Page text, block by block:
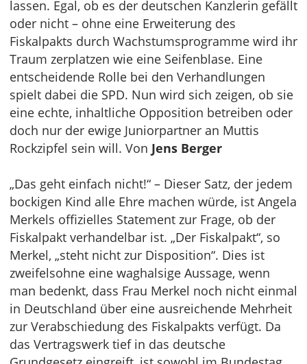
lassen. Egal, ob es der deutschen Kanzlerin gefällt
oder nicht – ohne eine Erweiterung des
Fiskalpakts durch Wachstumsprogramme wird ihr
Traum zerplatzen wie eine Seifenblase. Eine
entscheidende Rolle bei den Verhandlungen
spielt dabei die SPD. Nun wird sich zeigen, ob sie
eine echte, inhaltliche Opposition betreiben oder
doch nur der ewige Juniorpartner an Muttis
Rockzipfel sein will. Von Jens Berger
„Das geht einfach nicht!“ – Dieser Satz, der jedem
bockigen Kind alle Ehre machen würde, ist Angela
Merkels offizielles Statement zur Frage, ob der
Fiskalpakt verhandelbar ist. „Der Fiskalpakt“, so
Merkel, „steht nicht zur Disposition“. Dies ist
zweifelsohne eine waghalsige Aussage, wenn
man bedenkt, dass Frau Merkel noch nicht einmal
in Deutschland über eine ausreichende Mehrheit
zur Verabschiedung des Fiskalpakts verfügt. Da
das Vertragswerk tief in das deutsche